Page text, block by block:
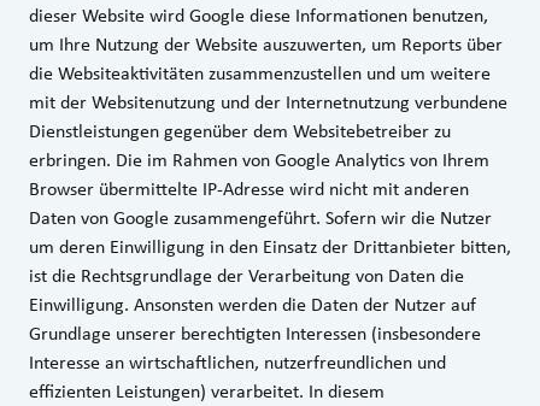
dieser Website wird Google diese Informationen benutzen,
um Ihre Nutzung der Website auszuwerten, um Reports über
die Websiteaktivitäten zusammenzustellen und um weitere
mit der Websitenutzung und der Internetnutzung verbundene
Dienstleistungen gegenüber dem Websitebetreiber zu
erbringen. Die im Rahmen von Google Analytics von Ihrem
Browser übermittelte IP-Adresse wird nicht mit anderen
Daten von Google zusammengeführt. Sofern wir die Nutzer
um deren Einwilligung in den Einsatz der Drittanbieter bitten,
ist die Rechtsgrundlage der Verarbeitung von Daten die
Einwilligung. Ansonsten werden die Daten der Nutzer auf
Grundlage unserer berechtigten Interessen (insbesondere
Interesse an wirtschaftlichen, nutzerfreundlichen und
effizienten Leistungen) verarbeitet. In diesem